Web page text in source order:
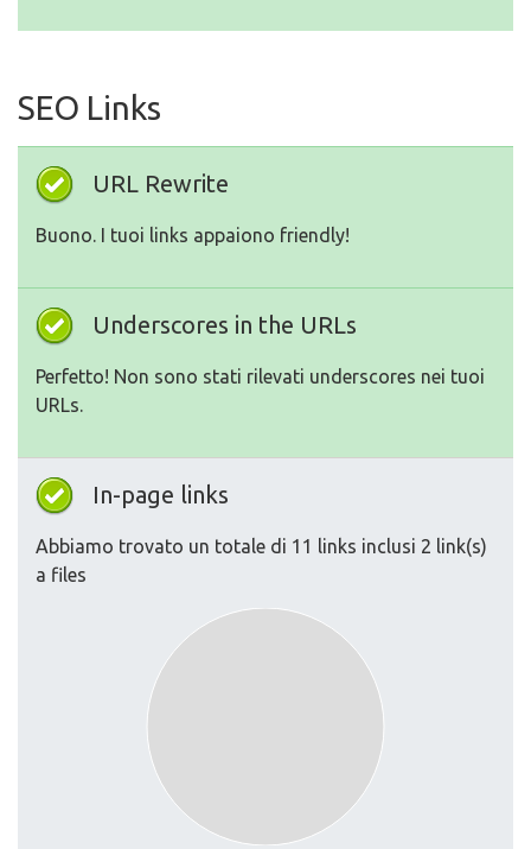
SEO Links
URL Rewrite
Buono. I tuoi links appaiono friendly!
Underscores in the URLs
Perfetto! Non sono stati rilevati underscores nei tuoi
URLs.
In-page links
Abbiamo trovato un totale di 11 links inclusi 2 link(s)
a files